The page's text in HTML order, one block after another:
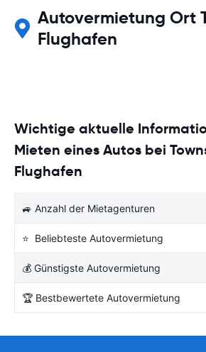
Autovermietung Ort
Flughafen
Wichtige aktuelle
Mieten eines Autos bei
Flughafen
🚙 Anzahl der Mietagenturen
⭐ Beliebteste Autovermietung
💰 Günstigste Autovermietung
🏆 Bestbewertete Autovermietung